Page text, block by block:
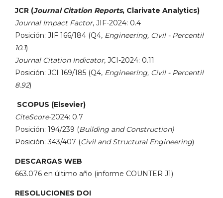
JCR (Journal Citation Reports, Clarivate Analytics)
Journal Impact Factor, JIF-2024: 0.4
Posición: JIF 166/184 (Q4, Engineering, Civil - Percentil
10.1)
Journal Citation Indicator, JCI-2024: 0.11
Posición: JCI 169/185 (Q4, Engineering, Civil - Percentil
8.92)
SCOPUS (Elsevier)
CiteScore-2024: 0.7
Posición: 194/239 (Building and Construction)
Posición: 343/407 (Civil and Structural Engineering)
DESCARGAS WEB
663.076 en último año (informe COUNTER J1)
RESOLUCIONES DOI